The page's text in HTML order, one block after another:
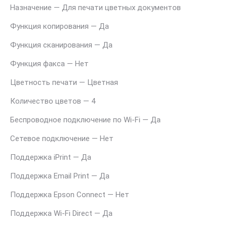
Назначение — Для печати цветных документов
Функция копирования — Да
Функция сканирования — Да
Функция факса — Нет
Цветность печати — Цветная
Количество цветов — 4
Беспроводное подключение по Wi-Fi — Да
Сетевое подключение — Нет
Поддержка iPrint — Да
Поддержка Email Print — Да
Поддержка Epson Connect — Нет
Поддержка Wi-Fi Direct — Да